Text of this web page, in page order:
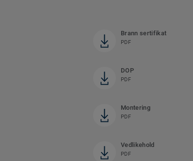
Brann sertifikat
PDF
DOP
PDF
Montering
PDF
Vedlikehold
PDF